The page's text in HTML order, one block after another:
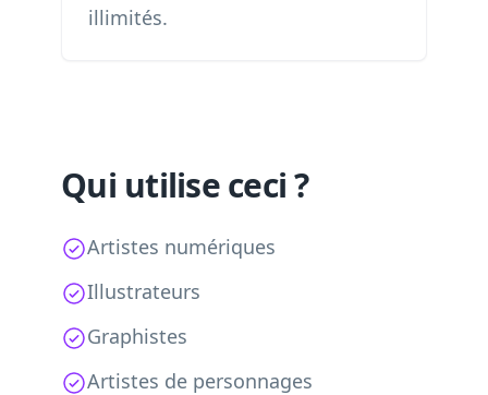
illimités.
Qui utilise ceci ?
Artistes numériques
Illustrateurs
Graphistes
Artistes de personnages